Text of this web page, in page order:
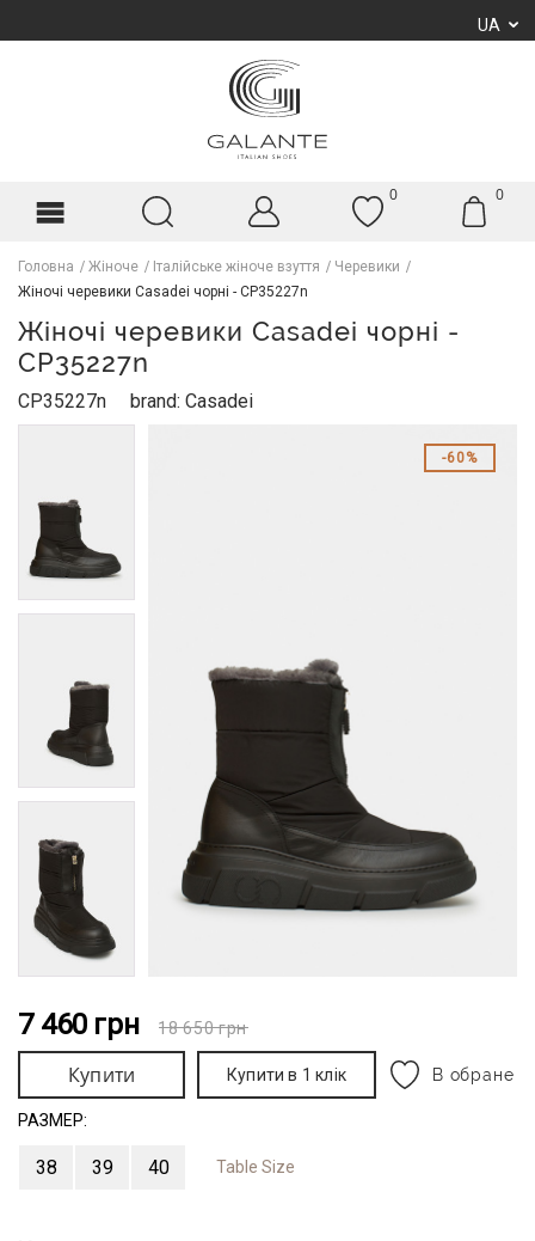
UA
0 0
Головна Жіноче Італійське жіноче взуття
Черевики
Жіночі черевики Casadei чорні - CP35227n
Жіночі черевики Casadei чорні -
CP35227n
CP35227n brand: Casadei
60%
7 460 грн 18 650грн
Купити Купити в 1 клік В обране
РАЗМЕР:
38 39 40 Table Size